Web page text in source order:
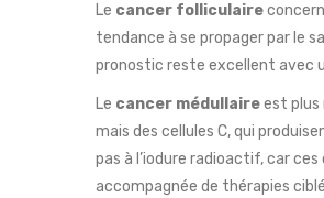
Le cancer folliculaire
tendance à se propager par le
pronostic reste excellent avec
Le cancer médullaireest plus
mais des cellules C, qui
pas à l’iodure radioactif, car
accompagnée de thérapies